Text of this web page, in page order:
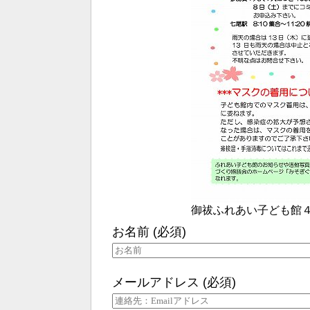
御祓ふれあい子ども館
お名前 (必須)
メールアドレス (必須)